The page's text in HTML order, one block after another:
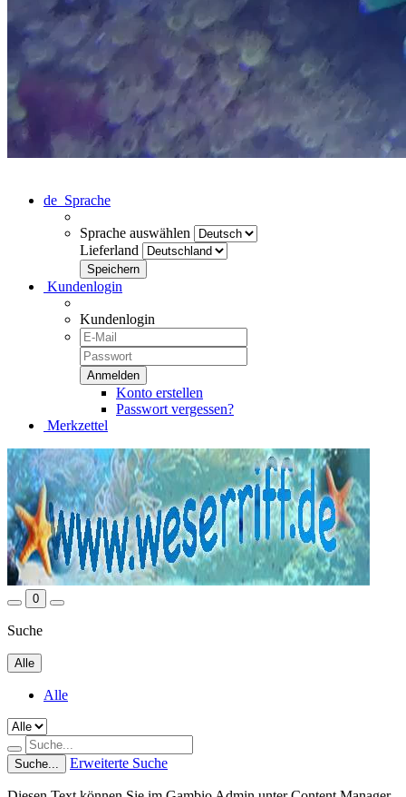
de Sprache
Sprache auswählen
Lieferland
Kundenlogin
Kundenlogin
Konto erstellen
Passwort vergessen?
Merkzettel
0
Suche
Alle
Alle
Suche... Erweiterte Suche